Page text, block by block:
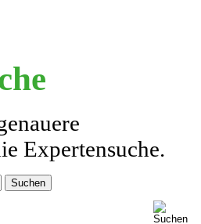
Expertensuche.